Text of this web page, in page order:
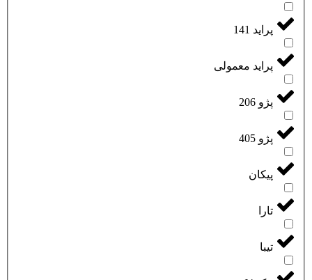
پراید 141
پراید معمولی
پژو 206
پژو 405
پیکان
تارا
تیبا